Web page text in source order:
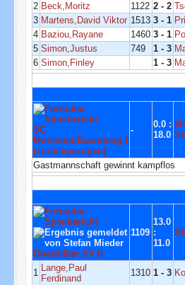
2 Beck,Moritz 1122 2 - 2
3 Martens,David Viktor 1513 3 - 1
4 Baziou,Rayane 1460 3 - 1
5 Simon,Justus 749 1 - 3
6 Simon,Finley 1 - 3
SC
Monheim/Baumberg I
(zurückgezogen)
-
0.0 :
18.0
Gastmannschaft gewinnt kampflos
Oberbilker SV II
1109
13.0
:
11.0
1 Lange,Paul
Ferdinand
1310 1 - 3